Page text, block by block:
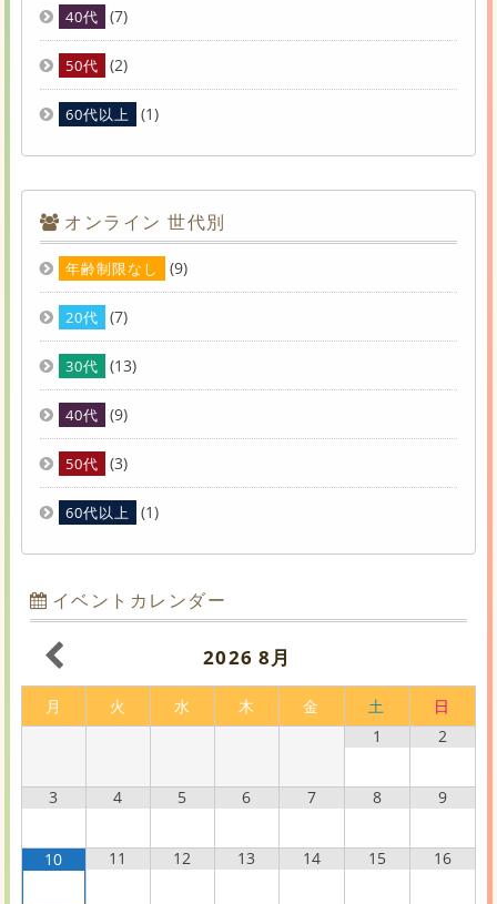
40代 (7)
50代 (2)
60代以上 (1)
オンライン 世代別
年齢制限なし (9)
20代 (7)
30代 (13)
40代 (9)
50代 (3)
60代以上 (1)
イベントカレンダー
2026 8月
月 火 水 木 金 土
日
1
2
3 4 5 6 7 8 9
10 11 12 13 14 15 16